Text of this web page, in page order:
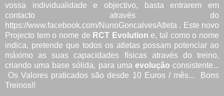
vossa individualidade e objectivo, basta entrarem em
contacto através do
https://www.facebook.com/NunoGoncalvesAtleta . Este novo
Projecto tem o nome de RCT Evolution e, tal como o nome
indica, pretende que todos os atletas possam potenciar ao
máximo as suas capacidades físicas através do treino,
criando uma base sólida, para uma evolução consistente...
Os Valores praticados são desde 10 Euros / mês... Bons
Treinos!!